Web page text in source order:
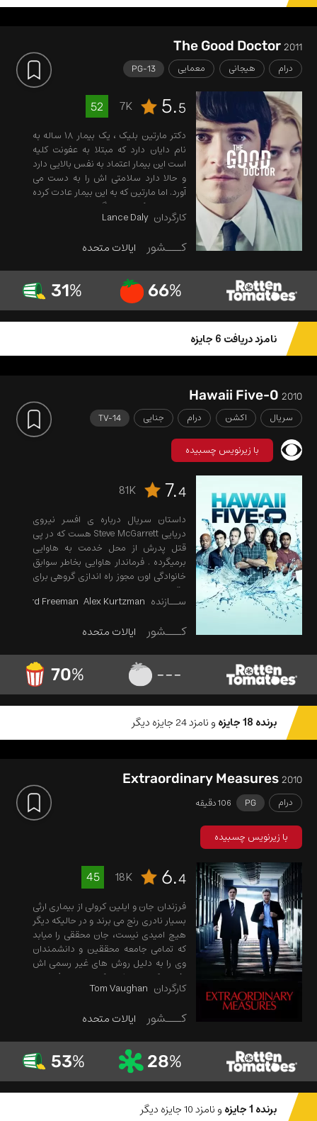
The Good Doctor2011
درام هیجانی معمایی PG-13
5.5
7K
52
دکتر مارتین بلیک ، یک بیمار ۱۸ ساله به
نام دایان دارد که مبتلا به عفونت کلیه
است این بیمار اعتماد به نفس بالایی دارد
و حالا دارد سلامتی اش را به دست می
آورد. اما مارتین که به این بیمار عادت کرده
می ترستد که او را دیگر نبیند . به همین
دلیل کاری می کند که او همیشه بیمار
ببیند...
کارگردان Lance Daly
کـــشور ایالات متحده
66%
31%
نامزد دریافت 6 جایزه
Hawaii Five-0 2010
سریال اکشن درام جنایی TV-14
با زیرنویس چسبیده
7.4
81K
داستان سریال درباره ی افسر نیروی
دریایی Steve McGarrett هست که در پی
قتل پدرش از محل خدمت به هاوایی
برمیگرده . فرماندار هاوایی بخاطر سوابق
خانوادگی اون مجوز راه اندازی گروهی برای
مقابله با جرم و جنایت در هاوایی و
همچنین پیگیری قتل پدرش رو میده ..
اختیارات نا محدودی که دارن به مقابله با
قسمت از سریال داستانی متفاوت جدا از
داستان اصلی سریال دنبال میشه .
ســازنده Alex Kurtzman
Leonard Freeman
کـــشور ایالات متحده
---
70%
برنده 18 جایزه و نامزد 24 جایزه دیگر
Extraordinary Measures2010
درام PG 106 دقیقه
با زیرنویس چسبیده
6.4
18K
45
فرزندان جان و ایلین کرولی از بیماری ارثی
بسیار نادری رنج می برند و در حالیکه دیگر
هیچ امیدی نیست، جان محققی را میابد
که تمامی جامعه محققین و دانشمندان
وی را به دلیل روش های غیر رسمی اش
نفی میکنند اما شاید که او بتواند فرزندان
آنها را معالجه کند...
کارگردان Tom Vaughan
کـــشور ایالات متحده
28%
53%
برنده 1 جایزه و نامزد 10 جایزه دیگر